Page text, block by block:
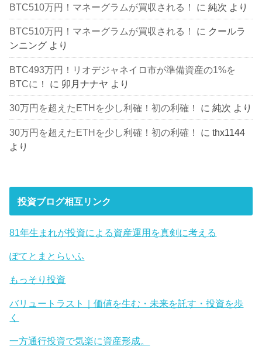
BTC510万円！マネーグラムが買収される！ に純次 より
BTC510万円！マネーグラムが買収される！ に クールラ
ンニング より
BTC493万円！リオデジャネイロ市が準備資産の1%を
BTCに！
に 卯月ナナヤ より
30万円を超えたETHを少し利確！初の利確！ に純次 より
30万円を超えたETHを少し利確！初の利確！ にthx1144
より
投資ブログ相互リンク
81年生まれが投資による資産運用を真剣に考える
ぽてとまとらいふ
もっそり投資
バリュートラスト｜価値を生む・未来を託す・投資を歩
く
一方通行投資で気楽に資産形成。